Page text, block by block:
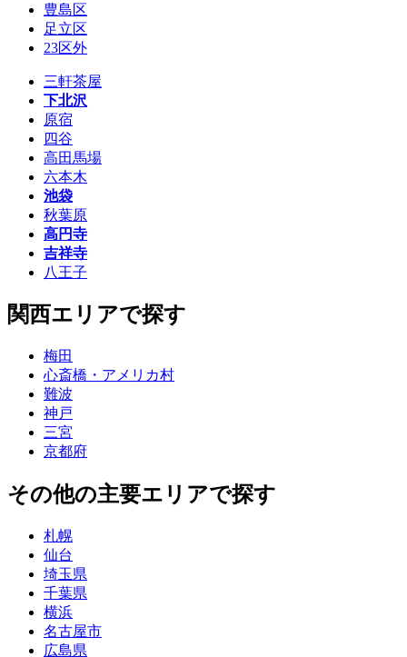
豊島区
足立区
23区外
三軒茶屋
下北沢
原宿
四谷
高田馬場
六本木
池袋
秋葉原
高円寺
吉祥寺
八王子
関西エリアで探す
梅田
心斎橋・アメリカ村
難波
神戸
三宮
京都府
その他の主要エリアで探す
札幌
仙台
埼玉県
千葉県
横浜
名古屋市
広島県